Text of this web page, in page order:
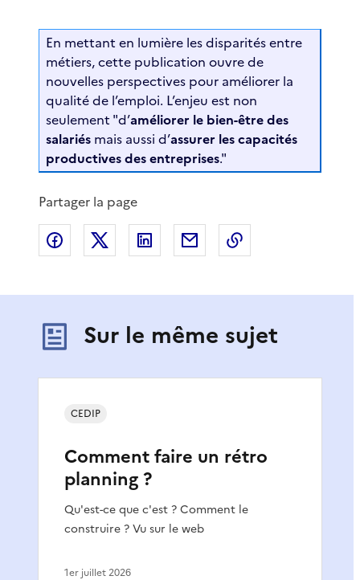
En mettant en lumière les disparités entre
métiers, cette publication ouvre de
nouvelles perspectives pour améliorer la
qualité de l’emploi. L’enjeu est non
seulement "d’améliorer le bien-être des
salariés mais aussi d’assurer les capacités
productives des entreprises."
Partager la page
Partager sur Facebook
Partager sur XPartager sur LinkedIn
Partager par email
Sur le même sujet
Comment faire un rétro
planning ?
Qu'est-ce que c'est ? Comment le
construire ? Vu sur le web
CEDIP
1er juillet 2026